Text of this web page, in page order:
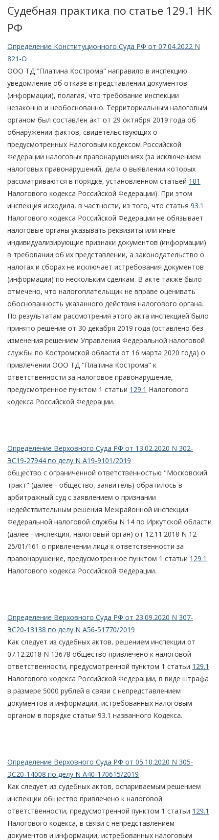
Судебная практика по статье 129.1 НК
РФ
Определение Конституционного Суда РФ от 07.04.2022 N
821-О
ООО ТД "Платина Кострома" направило в инспекцию
уведомление об отказе в представлении документов
(информации), полагая, что требование инспекции
незаконно и необоснованно. Территориальным налоговым
органом был составлен акт от 29 октября 2019 года об
обнаружении фактов, свидетельствующих о
предусмотренных Налоговым кодексом Российской
Федерации налоговых правонарушениях (за исключением
налоговых правонарушений, дела о выявлении которых
рассматриваются в порядке, установленном статьей 101
Налогового кодекса Российской Федерации). При этом
инспекция исходила, в частности, из того, что статья 93.1
Налогового кодекса Российской Федерации не обязывает
налоговые органы указывать реквизиты или иные
индивидуализирующие признаки документов (информации)
в требовании об их представлении, а законодательство о
налогах и сборах не исключает истребования документов
(информации) по нескольким сделкам. В акте также было
отмечено, что налогоплательщик не вправе оценивать
обоснованность указанного действия налогового органа.
По результатам рассмотрения этого акта инспекцией было
принято решение от 30 декабря 2019 года (оставлено без
изменения решением Управления Федеральной налоговой
службы по Костромской области от 16 марта 2020 года) о
привлечении ООО ТД "Платина Кострома" к
ответственности за налоговое правонарушение,
предусмотренное пунктом 1 статьи 129.1 Налогового
кодекса Российской Федерации.
Определение Верховного Суда РФ от 13.02.2020 N 302-
ЭС19-27944 по делу N А19-9101/2019
общество с ограниченной ответственностью "Московский
тракт" (далее - общество, заявитель) обратилось в
арбитражный суд с заявлением о признании
недействительным решения Межрайонной инспекции
Федеральной налоговой службы N 14 по Иркутской области
(далее - инспекция, налоговый орган) от 12.11.2018 N 12-
25/01/161 о привлечении лица к ответственности за
правонарушение, предусмотренное пунктом 1 статьи 129.1
Налогового кодекса Российской Федерации.
Определение Верховного Суда РФ от 23.09.2020 N 307-
ЭС20-13138 по делу N А56-51770/2019
Как следует из судебных актов, решением инспекции от
07.12.2018 N 13678 общество привлечено к налоговой
ответственности, предусмотренной пунктом 1 статьи 129.1
Налогового кодекса Российской Федерации, в виде штрафа
в размере 5000 рублей в связи с непредставлением
документов и информации, истребованных налоговым
органом в порядке статьи 93.1 названного Кодекса.
Определение Верховного Суда РФ от 05.10.2020 N 305-
ЭС20-14008 по делу N А40-170615/2019
Как следует из судебных актов, оспариваемым решением
инспекции общество привлечено к налоговой
ответственности, предусмотренной пунктом 1 статьи 129.1
Налогового кодекса, в связи с непредставлением
документов и информации, истребованных налоговым